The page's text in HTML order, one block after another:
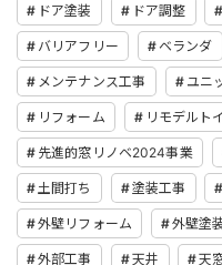
ドア塗装 ドア調整
バリアフリー ベランダ
メンテナンス工事 ユニ
リフォーム リモデルト
先進的窓リノベ2024事業
土間打ち 塗装工事
外壁リフォーム 外壁塗
外部工事 天井 天